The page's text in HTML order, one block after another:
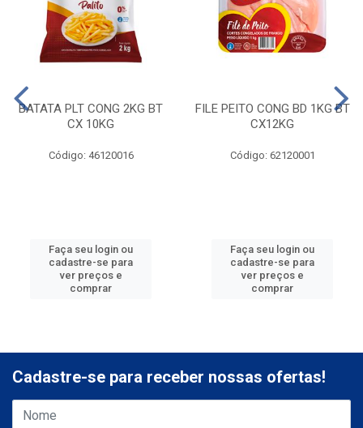
BATATA PLT CONG 2KG BT
CX 10KG
Código: 46120016
Faça seu login ou
cadastre-se para
ver preços e
comprar
FILE PEITO CONG BD 1KG BT
CX12KG
Código: 62120001
Faça seu login ou
cadastre-se para
ver preços e
comprar
Cadastre-se para receber nossas ofertas!